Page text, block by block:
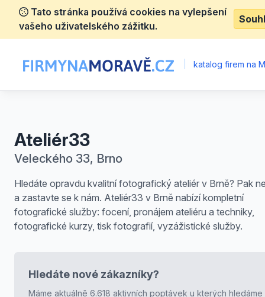
Tato stránka používá cookies na vylepšení
vašeho uživatelského zážitku.
katalog firem na
Ateliér33
Veleckého 33, Brno
Hledáte opravdu kvalitní fotografický ateliér v Brně? Pak
a zastavte se k nám. Ateliér33 v Brně nabízí kompletní
fotografické služby: focení, pronájem ateliéru a techniky,
fotografické kurzy, tisk fotografií, vyzážistické služby.
Hledáte nové zákazníky?
Máme aktuálně 6.618 aktivních poptávek u kterých hledáme